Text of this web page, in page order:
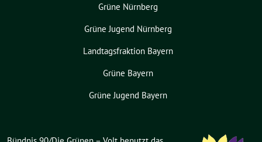
Grüne Nürnberg
Grüne Jugend Nürnberg
Landtagsfraktion Bayern
Grüne Bayern
Grüne Jugend Bayern